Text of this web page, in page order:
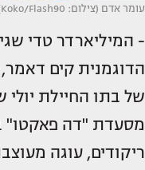
עומר אדם (צילום: Koko/Flash90)
- המיליארדר טדי
של בתו החיילת
מסעדת "דה פאקטו"
ריקודים, עוגה